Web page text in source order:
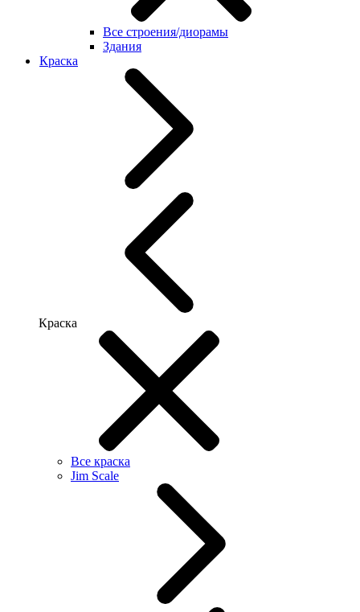
Все строения/диорамы
Здания
Краска
Краска
Все краска
Jim Scale